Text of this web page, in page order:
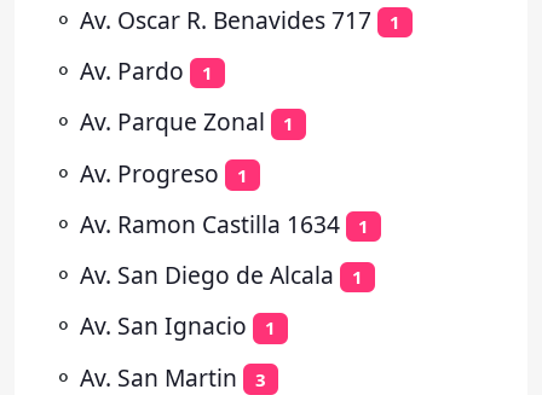
⚬ Av. Oscar R. Benavides 717 1
⚬ Av. Pardo 1
⚬ Av. Parque Zonal 1
⚬ Av. Progreso 1
⚬ Av. Ramon Castilla 1634 1
⚬ Av. San Diego de Alcala 1
⚬ Av. San Ignacio 1
⚬ Av. San Martin 3